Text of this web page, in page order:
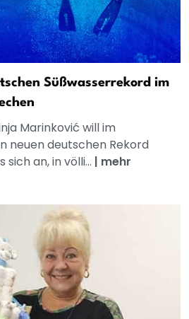
Süßwasserrekord im
Marinković will im
neuen deutschen Rekord
an, in völli... | mehr